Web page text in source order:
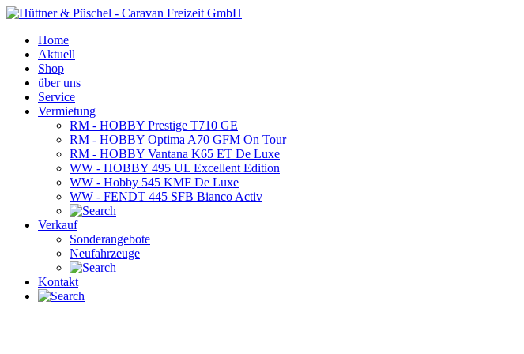
Home
Aktuell
Shop
über uns
Service
Vermietung
RM - HOBBY Prestige T710 GE
RM - HOBBY Optima A70 GFM On Tour
RM - HOBBY Vantana K65 ET De Luxe
WW - HOBBY 495 UL Excellent Edition
WW - Hobby 545 KMF De Luxe
WW - FENDT 445 SFB Bianco Activ
Verkauf
Sonderangebote
Neufahrzeuge
Kontakt